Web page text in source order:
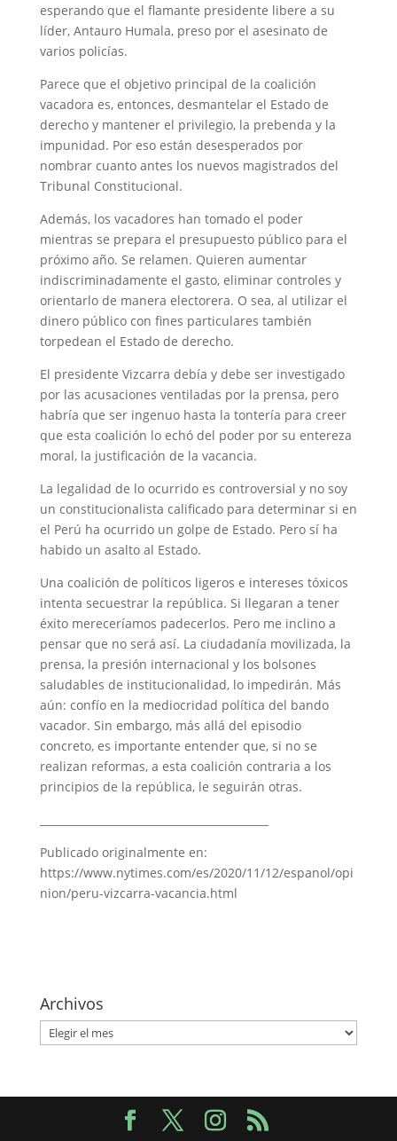
esperando que el flamante presidente libere a su
líder, Antauro Humala, preso por el asesinato de
varios policías.
Parece que el objetivo principal de la coalición
vacadora es, entonces, desmantelar el Estado de
derecho y mantener el privilegio, la prebenda y la
impunidad. Por eso están desesperados por
nombrar cuanto antes los nuevos magistrados del
Tribunal Constitucional.
Además, los vacadores han tomado el poder
mientras se prepara el presupuesto público para el
próximo año. Se relamen. Quieren aumentar
indiscriminadamente el gasto, eliminar controles y
orientarlo de manera electorera. O sea, al utilizar el
dinero público con fines particulares también
torpedean el Estado de derecho.
El presidente Vizcarra debía y debe ser investigado
por las acusaciones ventiladas por la prensa, pero
habría que ser ingenuo hasta la tontería para creer
que esta coalición lo echó del poder por su entereza
moral, la justificación de la vacancia.
La legalidad de lo ocurrido es controversial y no soy
un constitucionalista calificado para determinar si en
el Perú ha ocurrido un golpe de Estado. Pero sí ha
habido un asalto al Estado.
Una coalición de políticos ligeros e intereses tóxicos
intenta secuestrar la república. Si llegaran a tener
éxito mereceríamos padecerlos. Pero me inclino a
pensar que no será así. La ciudadanía movilizada, la
prensa, la presión internacional y los bolsones
saludables de institucionalidad, lo impedirán. Más
aún: confío en la mediocridad política del bando
vacador. Sin embargo, más allá del episodio
concreto, es importante entender que, si no se
realizan reformas, a esta coalición contraria a los
principios de la república, le seguirán otras.
Publicado originalmente en:
https://www.nytimes.com/es/2020/11/12/espanol/opi
nion/peru-vizcarra-vacancia.html
Archivos
Archivos